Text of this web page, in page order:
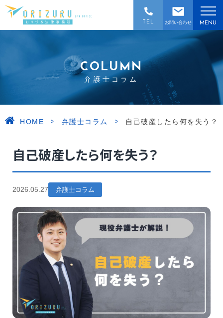
お問い合わせ
TEL MENU
COLUMN
弁護士コラム
HOME > 弁護士コラム > 自己破産したら何を失う？
自己破産したら何を失う？
2026.05.27 弁護士コラム